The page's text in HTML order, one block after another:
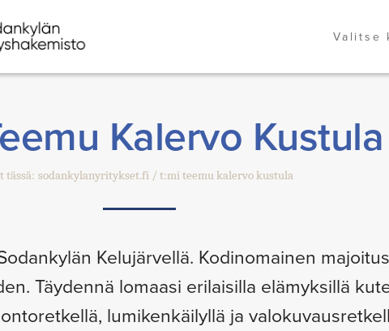
Valitse
Kalervo Kustula
tässä: sodankylanyritykset.fi t:mi teemu kalervo kustula
Kelujärvellä. Kodinomainen
Täydennä lomaasi erilaisilla elämyksillä
lumikenkäilyllä ja